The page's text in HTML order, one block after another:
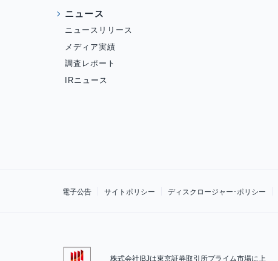
ニュース
ニュースリリース
メディア実績
調査レポート
IRニュース
電子公告 サイトポリシー ディスクロージャー･ポリシー
株式会社IBJは東京証券取引所プライム市場に上